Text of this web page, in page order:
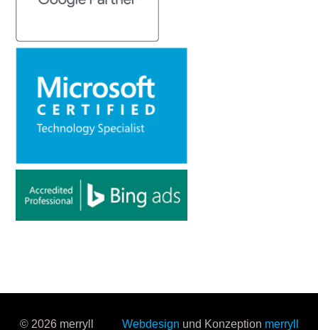
© 2026 merryll Webdesign und Konzeption merryll